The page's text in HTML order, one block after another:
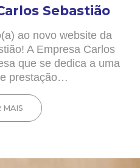
Sebastião
ao novo website da
A Empresa Carlos
que se dedica a uma
prestação…
MAIS